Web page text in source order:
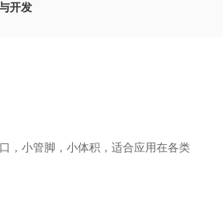
开发
，小管脚，小体积，适合应用在各类